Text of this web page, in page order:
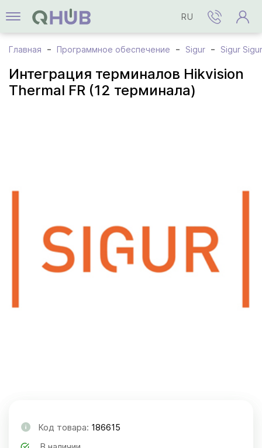
RU
Главная Программное обеспечение Sigur Sigur Sigur
Интеграция терминалов Hikvision
Thermal FR (12 терминала)
Код товара: 186615